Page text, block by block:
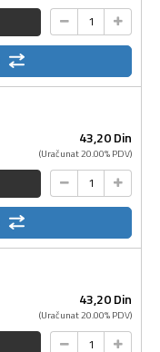
43,20Din
(Uračunat 20.00% PDV)
43,20Din
(Uračunat 20.00% PDV)